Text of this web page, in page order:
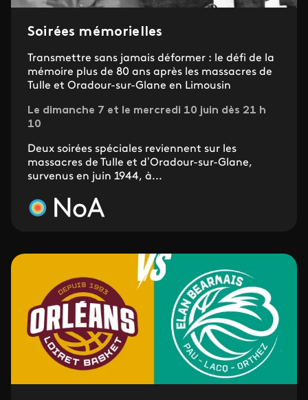
Soirées mémorielles
Transmettre sans jamais déformer : le défi de la
mémoire plus de 80 ans après les massacres de
Tulle et Oradour-sur-Glane en Limousin
Le dimanche 7 et le mercredi 10 juin dès 21 h
10
Deux soirées spéciales reviennent sur les
massacres de Tulle et d’Oradour-sur-Glane,
survenus en juin 1944, à...